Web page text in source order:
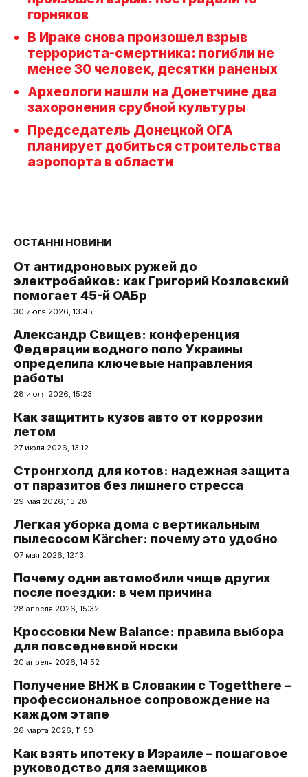
горняков
В Ираке снова произошел взрыв
террориста-смертника: погибли не
менее 30 человек, десятки раненых
Археологи нашли на Донетчине два
захоронения срубной культуры
Председатель Донецкой ОГА
планирует добиться строительства
аэропорта в области
ОСТАННІ НОВИНИ
От антидроновых ружей до
электробайков: как Григорий Козловский
помогает 45-й ОАБр
30 июля 2026, 13:45
Александр Свищев: конференция
Федерации водного поло Украины
определила ключевые направления
работы
28 июля 2026, 15:23
Как защитить кузов авто от коррозии
летом
27 июля 2026, 13:12
Стронгхолд для котов: надежная защита
от паразитов без лишнего стресса
29 мая 2026, 13:28
Легкая уборка дома с вертикальным
пылесосом Kärcher: почему это удобно
07 мая 2026, 12:13
Почему одни автомобили чище других
после поездки: в чем причина
28 апреля 2026, 15:32
Кроссовки New Balance: правила выбора
для повседневной носки
20 апреля 2026, 14:52
Получение ВНЖ в Словакии с Togetthere –
профессиональное сопровождение на
каждом этапе
26 марта 2026, 11:50
Как взять ипотеку в Израиле – пошаговое
руководство для заемщиков